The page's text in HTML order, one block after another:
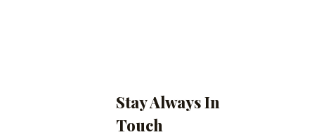
Stay Always In
Touch